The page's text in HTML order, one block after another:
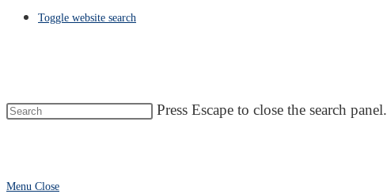
Toggle website search
Press Escape to close the search panel.
Menu Close